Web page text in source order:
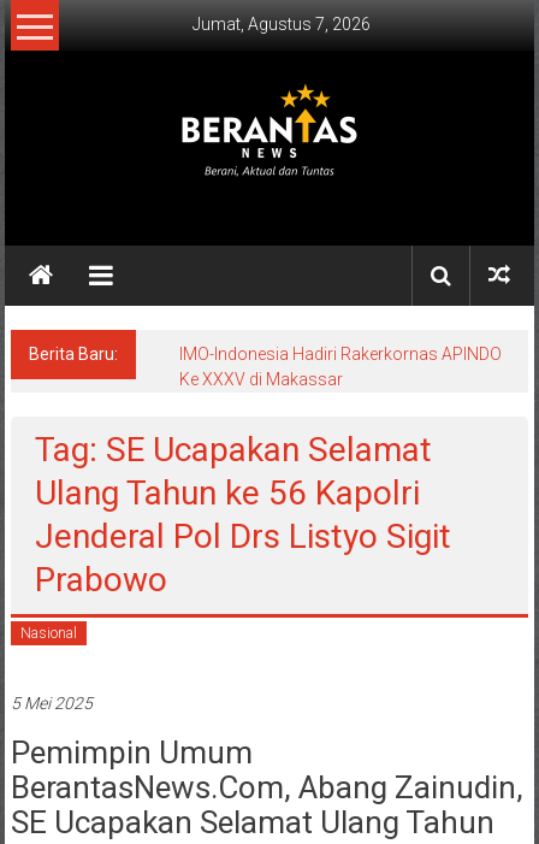
Lompat
ke
Jumat, Agustus 7, 2026
NEWS
Aktual
Tuntas.
Berita Baru:
IMO-Indonesia Hadiri Rakerkornas APINDO
Ke XXXV di Makassar
Tag: SE Ucapakan Selamat
Ulang Tahun ke 56 Kapolri
Jenderal Pol Drs Listyo Sigit
Prabowo
Nasional
5 Mei 2025
Pemimpin Umum
BerantasNews.com, Abang Zainudin,
SE Ucapakan Selamat Ulang Tahun